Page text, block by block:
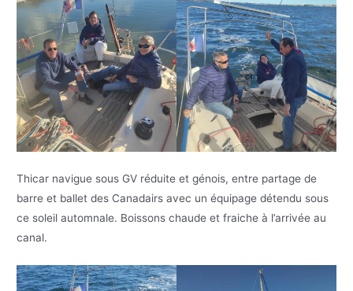
Thicar navigue sous GV réduite et génois, entre partage de
barre et ballet des Canadairs avec un équipage détendu sous
ce soleil automnale. Boissons chaude et fraiche à l’arrivée au
canal.